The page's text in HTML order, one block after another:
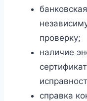
проверку;
наличие
справка